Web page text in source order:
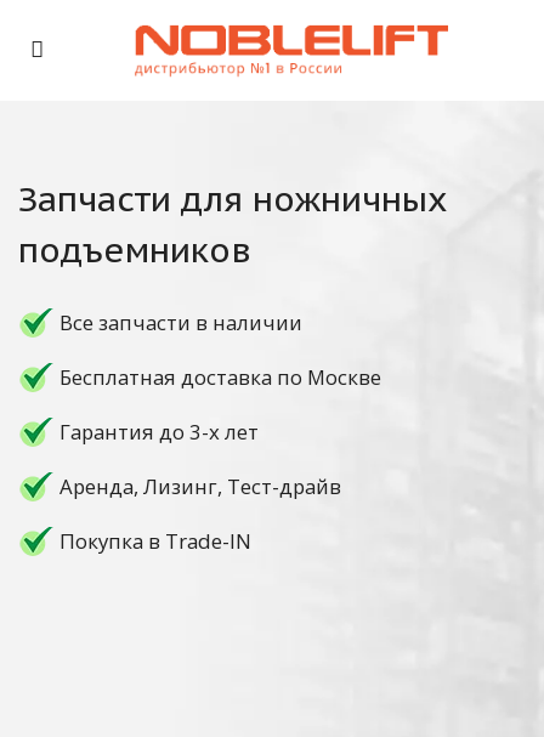
Запчасти для ножничных
подъемников
Все запчасти в наличии
Бесплатная доставка по Москве
Гарантия до 3-х лет
Аренда, Лизинг, Тест-драйв
Покупка в Trade-IN